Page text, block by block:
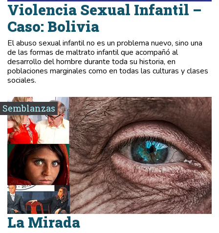
Violencia Sexual Infantil –
Caso: Bolivia
El abuso sexual infantil no es un problema nuevo, sino una
de las formas de maltrato infantil que acompañó al
desarrollo del hombre durante toda su historia, en
poblaciones marginales como en todas las culturas y clases
sociales.
Semblanzas
La Mirada